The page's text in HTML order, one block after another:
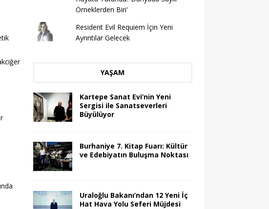
Örneklerden Biri'
Resident Evil Requiem İçin Yeni
Ayrıntılar Gelecek
YAŞAM
Kartepe Sanat Evi’nin Yeni
Sergisi ile Sanatseverleri
Büyülüyor
Burhaniye 7. Kitap Fuarı: Kültür
ve Edebiyatın Buluşma Noktası
Uraloğlu Bakanı’ndan 12 Yeni İç
Hat Hava Yolu Seferi Müjdesi